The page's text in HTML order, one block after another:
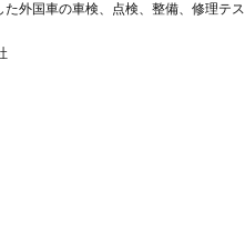
外国車の車検、点検、整備、修理テス